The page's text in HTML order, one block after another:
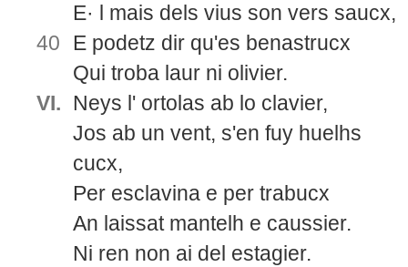
40
E· l mais dels vius son vers saucx,
E podetz dir qu'es benastrucx
Qui troba laur ni olivier.
VI.
Neys l' ortolas ab lo clavier,
Jos ab un vent, s'en fuy huelhs
cucx,
Per esclavina e per trabucx
An laissat mantelh e caussier.
Ni ren non ai del estagier.